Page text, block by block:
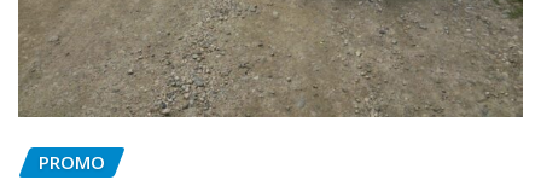
PROMO